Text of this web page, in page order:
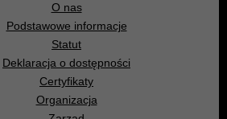
O nas
Podstawowe informacje
Statut
Deklaracja o dostępności
Certyfikaty
Organizacja